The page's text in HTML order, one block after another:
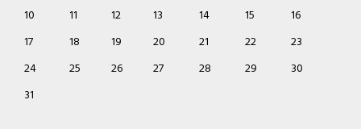
10
11 12 13 14 15
16
17
18 19 20 21 22
23
24
25 26 27 28 29
30
31